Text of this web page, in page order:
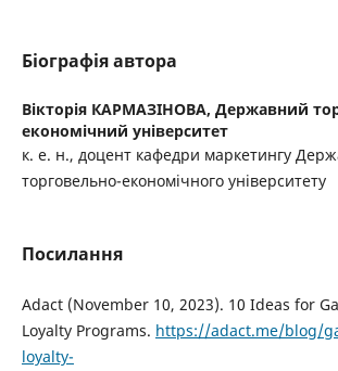
Біографія автора
Вікторія КАРМАЗІНОВА, Державний
економічний університет
к. е. н., доцент кафедри маркетингу
торговельно-економічного університету
Посилання
Adact (November 10, 2023). 10 Ideas for
Loyalty Programs. https://adact.me/blog/
loyalty-